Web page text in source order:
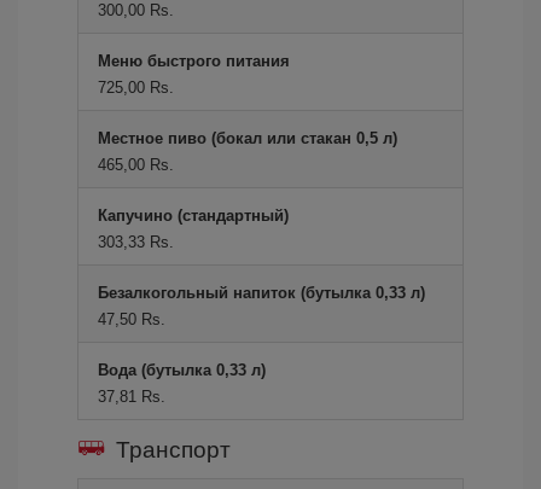
300,00 Rs.
Меню быстрого питания
725,00 Rs.
Местное пиво (бокал или стакан 0,5 л)
465,00 Rs.
Капучино (стандартный)
303,33 Rs.
Безалкогольный напиток (бутылка 0,33 л)
47,50 Rs.
Вода (бутылка 0,33 л)
37,81 Rs.
Транспорт